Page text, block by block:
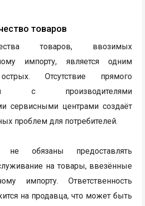
товаров
товаров, ввозимых
импорту, является одним
Отсутствие прямого
с производителями
сервисными центрами создаёт
проблем для потребителей.
не обязаны предоставлять
на товары, ввезённые
импорту. Ответственность
на продавца, что может быть